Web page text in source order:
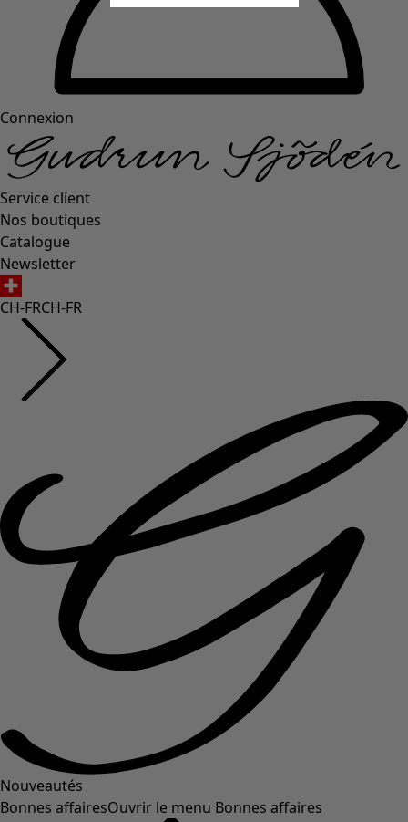
Connexion
Service client
Nos boutiques
Catalogue
Newsletter
CH-FRCH-FR
Nouveautés
Bonnes affairesOuvrir le menu Bonnes affaires